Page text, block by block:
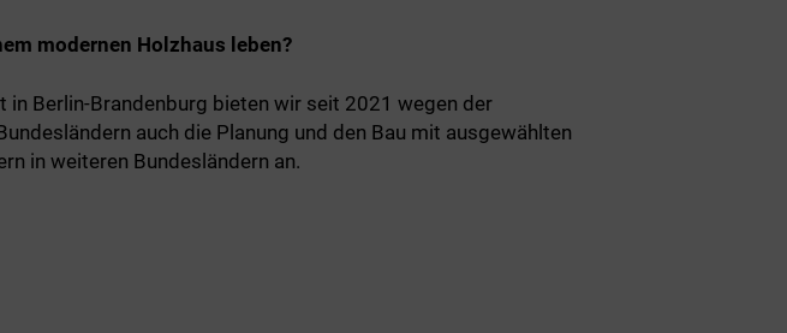
modernen Holzhaus leben?
in Berlin-Brandenburg bieten wir seit 2021 wegen der
auch die Planung und den Bau mit ausgewählten
in weiteren Bundesländern an.